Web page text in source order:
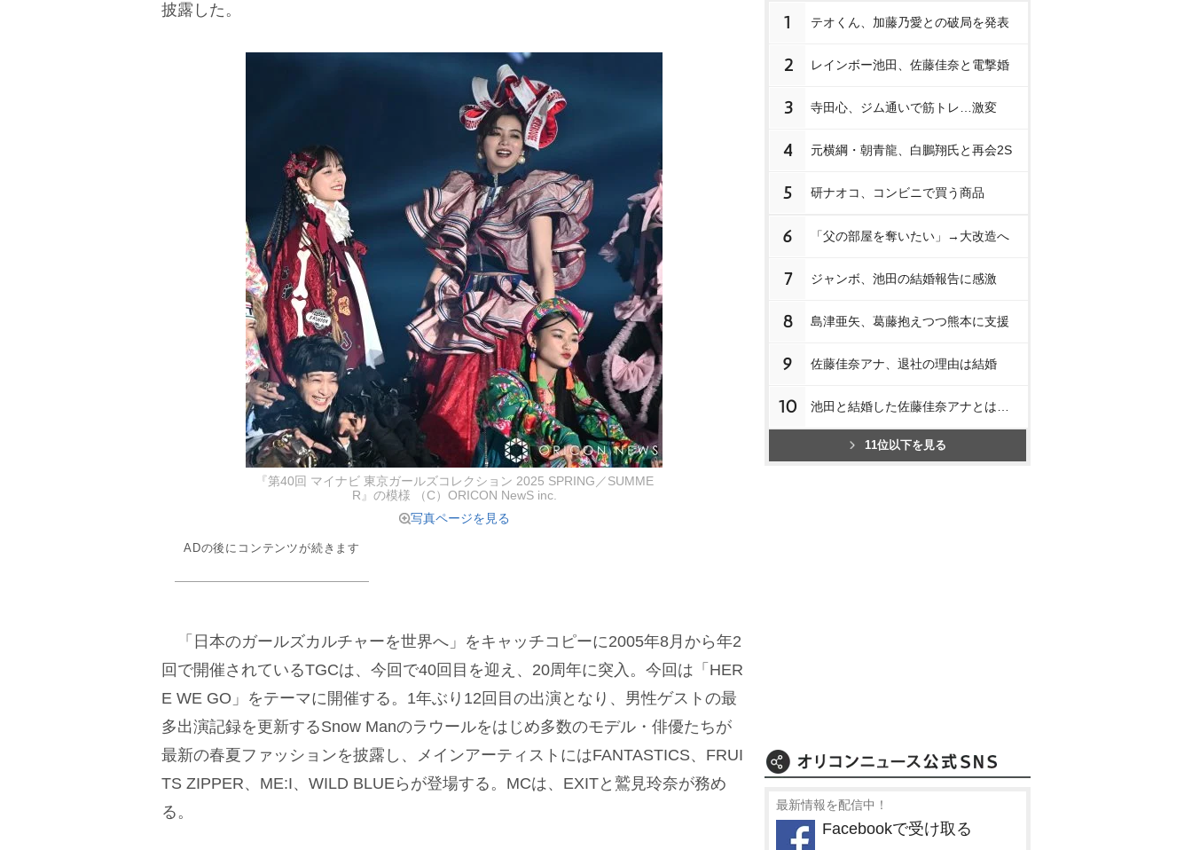
披露した。
『第40回 マイナビ 東京ガールズコレクション 2025 SPRING／SUMME
R』の模様 （C）ORICON NewS inc.
写真ページを見る
ADの後にコンテンツが続きます
「日本のガールズカルチャーを世界へ」をキャッチコピーに2005年8月から年2
回で開催されているTGCは、今回で40回目を迎え、20周年に突入。今回は「HER
E WE GO」をテーマに開催する。1年ぶり12回目の出演となり、男性ゲストの最
多出演記録を更新するSnow Manのラウールをはじめ多数のモデル・俳優たちが
最新の春夏ファッションを披露し、メインアーティストにはFANTASTICS、FRUI
TS ZIPPER、ME:I、WILD BLUEらが登場する。MCは、EXITと鷲見玲奈が務め
る。
1 テオくん、加藤乃愛との破局を発表
2 レインボー池田、佐藤佳奈と電撃婚
3 寺田心、ジム通いで筋トレ…激変
4 元横綱・朝青龍、白鵬翔氏と再会2S
5 研ナオコ、コンビニで買う商品
6 「父の部屋を奪いたい」→大改造へ
7 ジャンボ、池田の結婚報告に感激
8 島津亜矢、葛藤抱えつつ熊本に支援
9 佐藤佳奈アナ、退社の理由は結婚
10 池田と結婚した佐藤佳奈アナとは…
11位以下を見る
最新情報を配信中！
Facebookで受け取る